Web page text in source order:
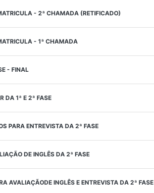
- 2ª CHAMADA (RETIFICADO)
- 1ª CHAMADA
- FINAL
DA 1ª E 2ª FASE
PARA ENTREVISTA DA 2ª FASE
DE INGLÊS DA 2ª FASE
AVALIAÇÃODE INGLÊS E ENTREVISTA DA 2ª FASE